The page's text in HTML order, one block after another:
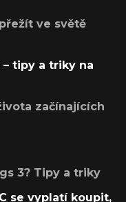
ve světě
tipy a triky na
začínajících
3? Tipy a triky
se vyplatí koupit,